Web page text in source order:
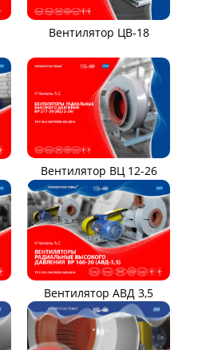
Вентилятор ЦВ-18
Вентилятор ВЦ 12-26
Вентилятор АВД 3,5